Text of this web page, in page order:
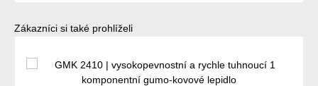
Přeskočit galerii produktů
Zákazníci si také prohlíželi